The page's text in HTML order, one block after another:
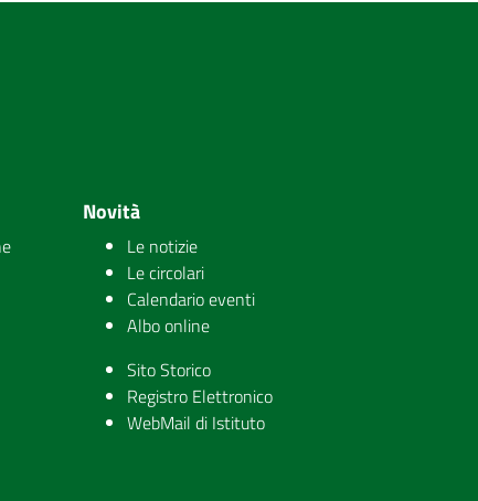
Novità
Le notizie
Le circolari
Calendario eventi
Albo online
Sito Storico
Registro Elettronico
WebMail di Istituto